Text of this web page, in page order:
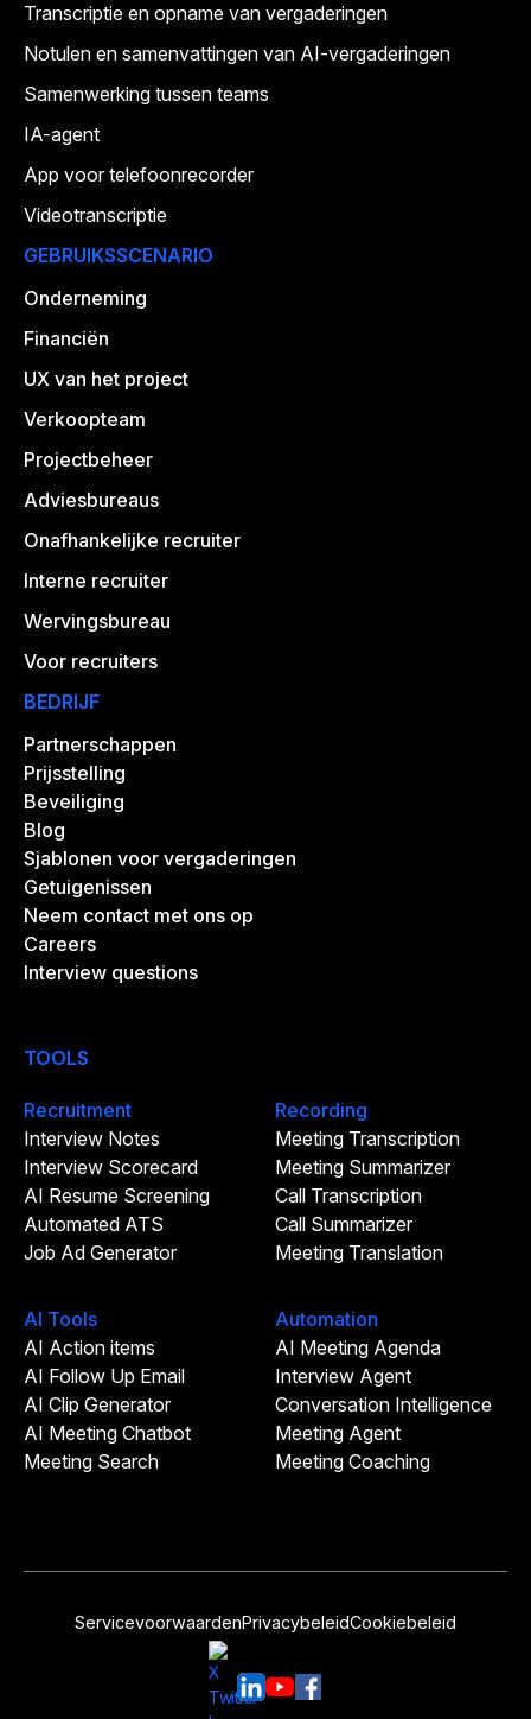
Transcriptie en opname van vergaderingen
Notulen en samenvattingen van AI-vergaderingen
Samenwerking tussen teams
IA-agent
App voor telefoonrecorder
Videotranscriptie
GEBRUIKSSCENARIO
Onderneming
Financiën
UX van het project
Verkoopteam
Projectbeheer
Adviesbureaus
Onafhankelijke recruiter
Interne recruiter
Wervingsbureau
Voor recruiters
BEDRIJF
Partnerschappen
Prijsstelling
Beveiliging
Blog
Sjablonen voor vergaderingen
Getuigenissen
Neem contact met ons op
Careers
Interview questions
TOOLS
Recruitment
Interview Notes
Interview Scorecard
AI Resume Screening
Automated ATS
Job Ad Generator
Recording
Meeting Transcription
Meeting Summarizer
Call Transcription
Call Summarizer
Meeting Translation
AI Tools
AI Action items
AI Follow Up Email
AI Clip Generator
AI Meeting Chatbot
Meeting Search
Automation
AI Meeting Agenda
Interview Agent
Conversation Intelligence
Meeting Agent
Meeting Coaching
ServicevoorwaardenPrivacybeleidCookiebeleid